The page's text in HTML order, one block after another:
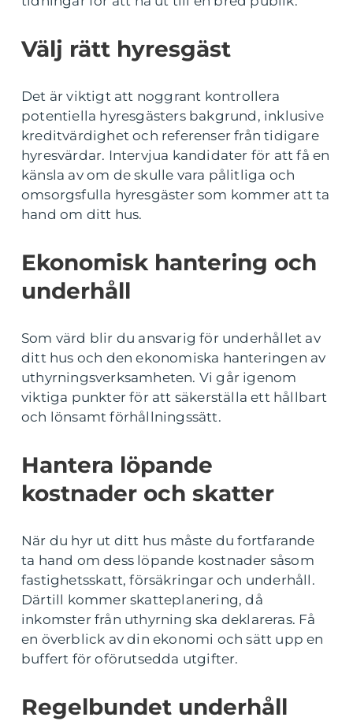
Välj rätt hyresgäst
Det är viktigt att noggrant kontrollera
potentiella hyresgästers bakgrund, inklusive
kreditvärdighet och referenser från tidigare
hyresvärdar. Intervjua kandidater för att få en
känsla av om de skulle vara pålitliga och
omsorgsfulla hyresgäster som kommer att ta
hand om ditt hus.
Ekonomisk hantering och
underhåll
Som värd blir du ansvarig för underhållet av
ditt hus och den ekonomiska hanteringen av
uthyrningsverksamheten. Vi går igenom
viktiga punkter för att säkerställa ett hållbart
och lönsamt förhållningssätt.
Hantera löpande
kostnader och skatter
När du hyr ut ditt hus måste du fortfarande
ta hand om dess löpande kostnader såsom
fastighetsskatt, försäkringar och underhåll.
Därtill kommer skatteplanering, då
inkomster från uthyrning ska deklareras. Få
en överblick av din ekonomi och sätt upp en
buffert för oförutsedda utgifter.
Regelbundet underhåll